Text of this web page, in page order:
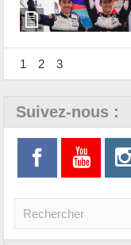
1 2 3
Suivez-nous :